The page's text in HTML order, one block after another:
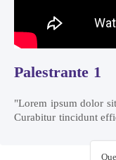
Palestrante 1
"Lorem ipsum dolor
Curabitur tincidunt